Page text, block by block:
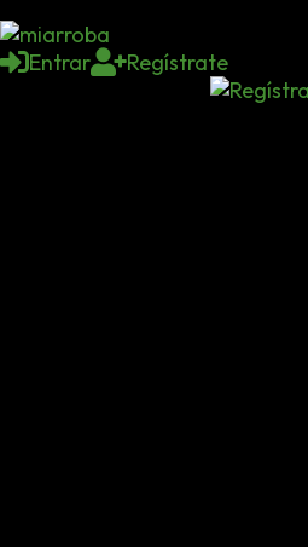
Entrar Regístrate